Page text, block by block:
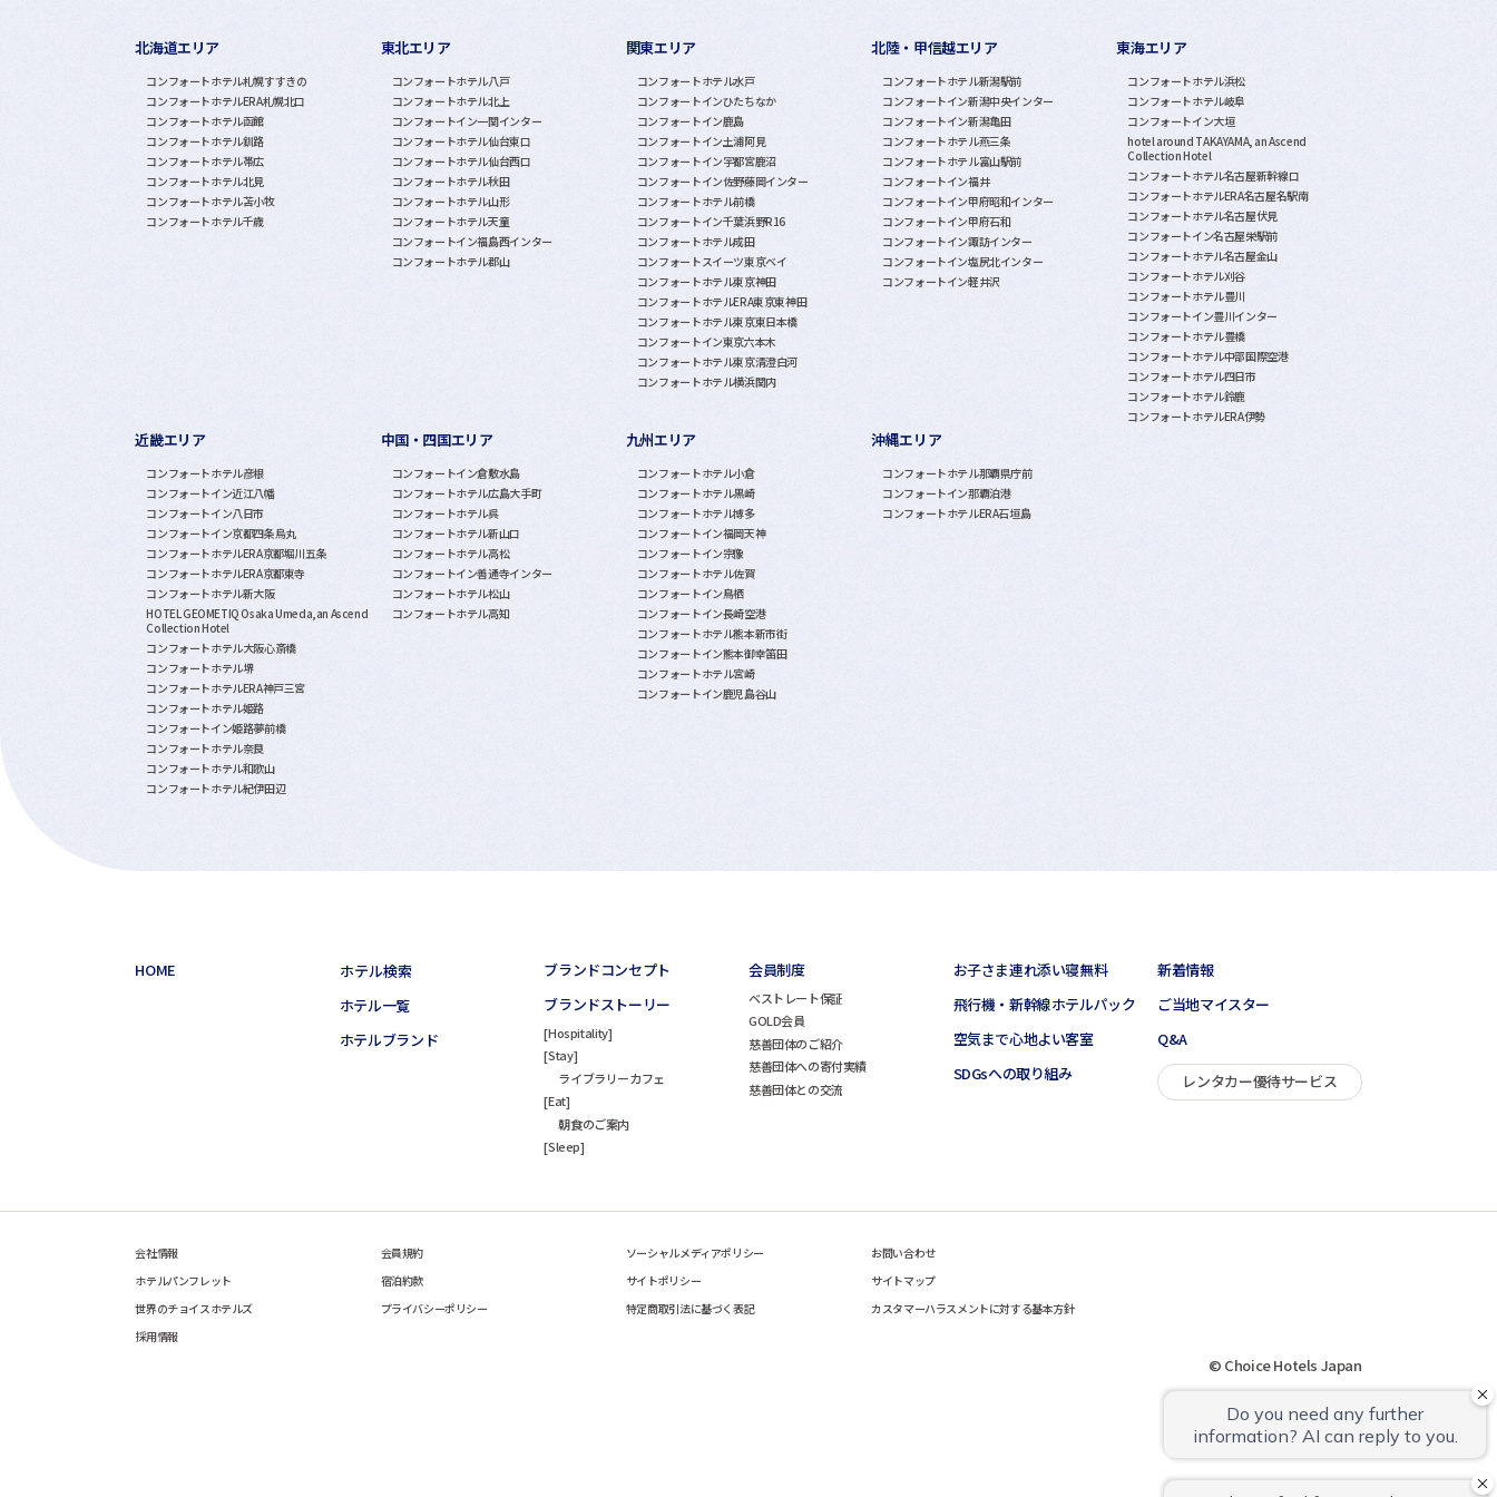
北海道エリア
コンフォートホテル札幌すすきの
コンフォートホテルERA札幌北口
コンフォートホテル函館
コンフォートホテル釧路
コンフォートホテル帯広
コンフォートホテル北見
コンフォートホテル苫小牧
コンフォートホテル千歳
東北エリア
コンフォートホテル八戸
コンフォートホテル北上
コンフォートイン一関インター
コンフォートホテル仙台東口
コンフォートホテル仙台西口
コンフォートホテル秋田
コンフォートホテル山形
コンフォートホテル天童
コンフォートイン福島西インター
コンフォートホテル郡山
関東エリア
コンフォートホテル水戸
コンフォートインひたちなか
コンフォートイン鹿島
コンフォートイン土浦阿見
コンフォートイン宇都宮鹿沼
コンフォートイン佐野藤岡インター
コンフォートホテル前橋
コンフォートイン千葉浜野R16
コンフォートホテル成田
コンフォートスイーツ東京ベイ
コンフォートホテル東京神田
コンフォートホテルERA東京東神田
コンフォートホテル東京東日本橋
コンフォートイン東京六本木
コンフォートホテル東京清澄白河
コンフォートホテル横浜関内
北陸・甲信越エリア
コンフォートホテル新潟駅前
コンフォートイン新潟中央インター
コンフォートイン新潟亀田
コンフォートホテル燕三条
コンフォートホテル富山駅前
コンフォートイン福井
コンフォートイン甲府昭和インター
コンフォートイン甲府石和
コンフォートイン諏訪インター
コンフォートイン塩尻北インター
コンフォートイン軽井沢
東海エリア
コンフォートホテル浜松
コンフォートホテル岐阜
コンフォートイン大垣
hotel around TAKAYAMA, an Ascend
Collection Hotel
コンフォートホテル名古屋新幹線口
コンフォートホテルERA名古屋名駅南
コンフォートホテル名古屋伏見
コンフォートイン名古屋栄駅前
コンフォートホテル名古屋金山
コンフォートホテル刈谷
コンフォートホテル豊川
コンフォートイン豊川インター
コンフォートホテル豊橋
コンフォートホテル中部国際空港
コンフォートホテル四日市
コンフォートホテル鈴鹿
コンフォートホテルERA伊勢
近畿エリア
コンフォートホテル彦根
コンフォートイン近江八幡
コンフォートイン八日市
コンフォートイン京都四条烏丸
コンフォートホテルERA京都堀川五条
コンフォートホテルERA京都東寺
コンフォートホテル新大阪
HOTEL GEOMETIQ Osaka Umeda,an Ascend
Collection Hotel
コンフォートホテル大阪心斎橋
コンフォートホテル堺
コンフォートホテルERA神戸三宮
コンフォートホテル姫路
コンフォートイン姫路夢前橋
コンフォートホテル奈良
コンフォートホテル和歌山
コンフォートホテル紀伊田辺
中国・四国エリア
コンフォートイン倉敷水島
コンフォートホテル広島大手町
コンフォートホテル呉
コンフォートホテル新山口
コンフォートホテル高松
コンフォートイン善通寺インター
コンフォートホテル松山
コンフォートホテル高知
九州エリア
コンフォートホテル小倉
コンフォートホテル黒崎
コンフォートホテル博多
コンフォートイン福岡天神
コンフォートイン宗像
コンフォートホテル佐賀
コンフォートイン鳥栖
コンフォートイン長崎空港
コンフォートホテル熊本新市街
コンフォートイン熊本御幸笛田
コンフォートホテル宮崎
コンフォートイン鹿児島谷山
沖縄エリア
コンフォートホテル那覇県庁前
コンフォートイン那覇泊港
コンフォートホテルERA石垣島
HOME
ホテル検索
ホテル一覧
ホテルブランド
ブランドコンセプト
ブランドストーリー
Hospitality
Stay
ライブラリーカフェ
Eat
朝食のご案内
Sleep
会員制度
ベストレート保証
GOLD会員
慈善団体のご紹介
慈善団体への寄付実績
慈善団体との交流
お子さま連れ添い寝無料
飛行機・新幹線ホテルパック
空気まで心地よい客室
SDGsへの取り組み
新着情報
ご当地マイスター
Q&A
レンタカー優待サービス
会社情報 会員規約 ソーシャルメディアポリシー
お問い合わせ
ホテルパンフレット
宿泊約款 サイトポリシー
サイトマップ
世界のチョイスホテルズ
プライバシーポリシー 特定商取引法に基づく表記
カスタマーハラスメントに対する基本方針
採用情報
© Choice Hotels Japan